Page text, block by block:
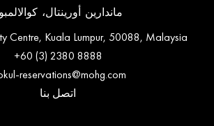
ماندارين أورينتال،
Centre, Kuala Lumpur, 50088, Malaysia
+60 (3) 2380 8888
reservations@mohg.com
اتصل بنا